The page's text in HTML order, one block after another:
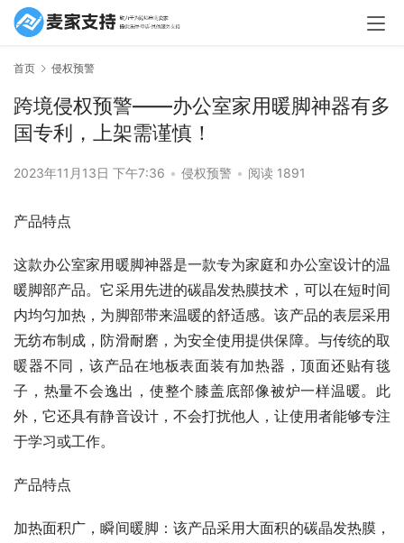
首页 侵权预警
跨境侵权预警——办公室家用暖脚神器有多
国专利，上架需谨慎！
2023年11月13日 下午7:36 • 侵权预警 • 阅读 1891
产品特点
这款办公室家用暖脚神器是一款专为家庭和办公室设计的温
暖脚部产品。它采用先进的碳晶发热膜技术，可以在短时间
内均匀加热，为脚部带来温暖的舒适感。该产品的表层采用
无纺布制成，防滑耐磨，为安全使用提供保障。与传统的取
暖器不同，该产品在地板表面装有加热器，顶面还贴有毯
子，热量不会逸出，使整个膝盖底部像被炉一样温暖。此
外，它还具有静音设计，不会打扰他人，让使用者能够专注
于学习或工作。
产品特点
加热面积广，瞬间暖脚：该产品采用大面积的碳晶发热膜，